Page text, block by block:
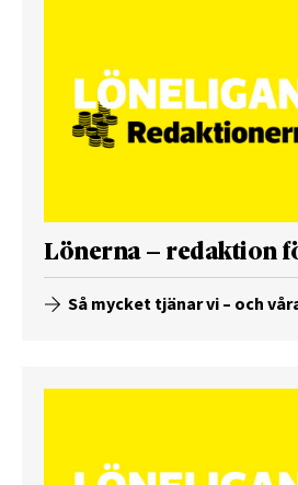
Lönerna – redaktion
Så mycket tjänar vi – och